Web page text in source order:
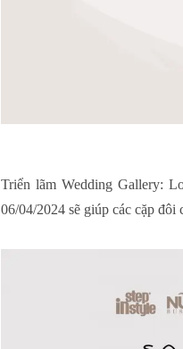
Triển lãm Wedding Gallery:
06/04/2024 sẽ giúp các cặp